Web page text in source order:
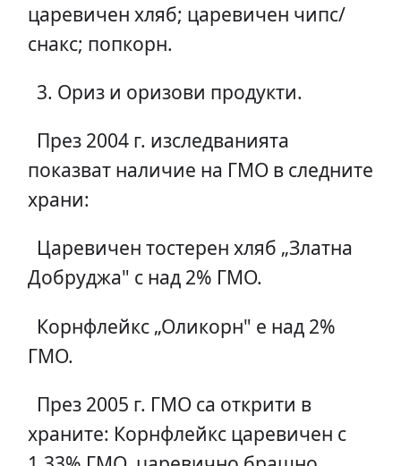
царевичен хляб; царевичен чипс/
снакс; попкорн.
3. Ориз и оризови продукти.
През 2004 г. изследванията
показват наличие на ГМО в следните
храни:
Царевичен тостерен хляб „Златна
Добруджа" с над 2% ГМО.
Корнфлейкс „Оликорн" е над 2%
ГМО.
През 2005 г. ГМО са открити в
храните: Корнфлейкс царевичен с